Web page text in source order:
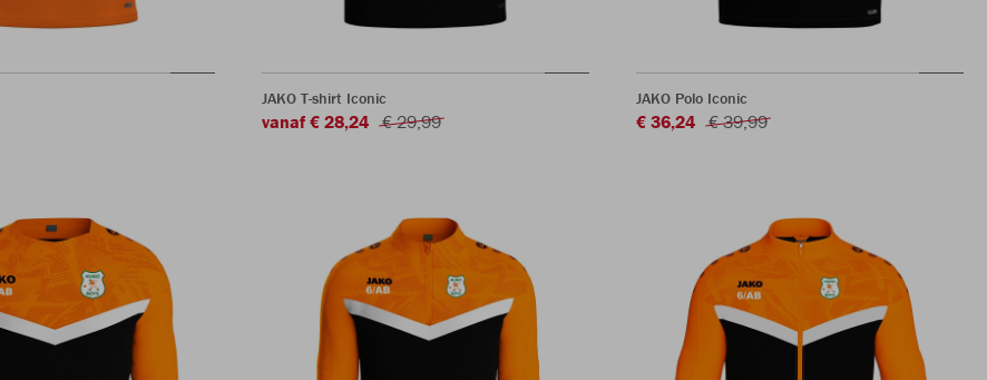
JAKO T-shirt Iconic
vanaf € 28,24 € 29,99
JAKO Polo Iconic
€ 36,24 € 39,99